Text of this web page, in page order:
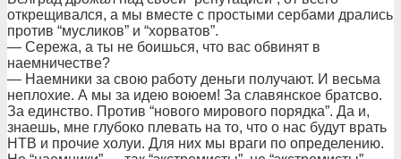
открещивался, а мы вместе с простыми сербами дрались
против “мусликов” и “хорватов”.
— Сережа, а ты не боишься, что вас обвинят в
наемничестве?
— Наемники за свою работу деньги получают. И весьма
неплохие. А мы за идею воюем! За славянское братсво.
За единство. Против “нового мирового порядка”. Да и,
знаешь, мне глубоко плевать на то, что о нас будут врать
НТВ и прочие холуи. Для них мы враги по определению.